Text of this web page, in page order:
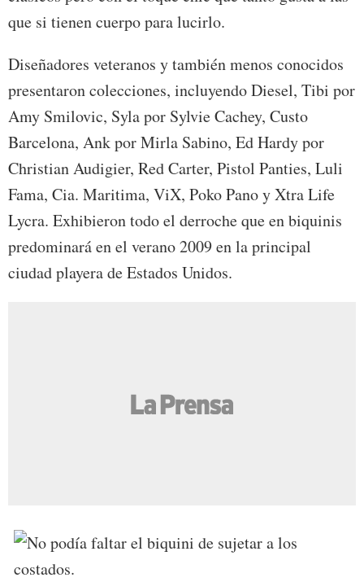
que si tienen cuerpo para lucirlo.
Diseñadores veteranos y también menos conocidos
presentaron colecciones, incluyendo Diesel, Tibi por
Amy Smilovic, Syla por Sylvie Cachey, Custo
Barcelona, Ank por Mirla Sabino, Ed Hardy por
Christian Audigier, Red Carter, Pistol Panties, Luli
Fama, Cia. Maritima, ViX, Poko Pano y Xtra Life
Lycra. Exhibieron todo el derroche que en biquinis
predominará en el verano 2009 en la principal
ciudad playera de Estados Unidos.